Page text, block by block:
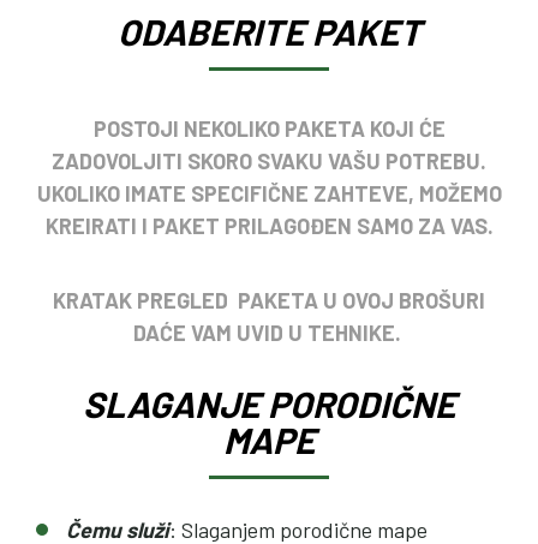
ODABERITE PAKET
POSTOJI NEKOLIKO PAKETA KOJI ĆE
ZADOVOLJITI SKORO SVAKU VAŠU POTREBU.
UKOLIKO IMATE SPECIFIČNE ZAHTEVE, MOŽEMO
KREIRATI I PAKET PRILAGOĐEN SAMO ZA VAS.
KRATAK PREGLED PAKETA U OVOJ BROŠURI
DAĆE VAM UVID U TEHNIKE.
SLAGANJE PORODIČNE
MAPE
Čemu služi: Slaganjem porodične mape